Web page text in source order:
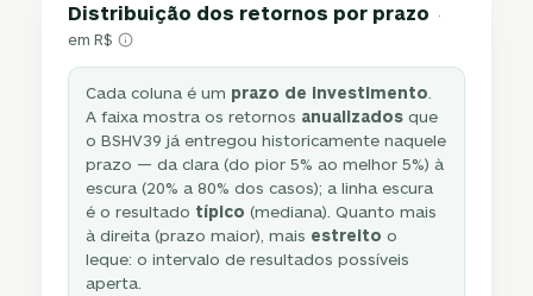
Distribuição dos retornos por prazo ·
em R$
Cada coluna é um prazo de investimento
A faixa mostra os retornos anualizados que
o BSHV39 já entregou historicamente naquele
prazo — da clara (do pior 5% ao melhor 5%) à
escura (20% a 80% dos casos); a linha escura
é o resultado típico (mediana). Quanto mais
à direita (prazo maior), mais estreito o
leque: o intervalo de resultados possíveis
aperta.